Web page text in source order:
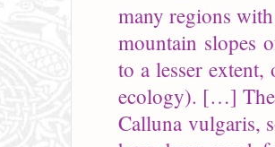
many regions
mountain slopes
to a lesser
ecology). […]
Calluna vulgaris,